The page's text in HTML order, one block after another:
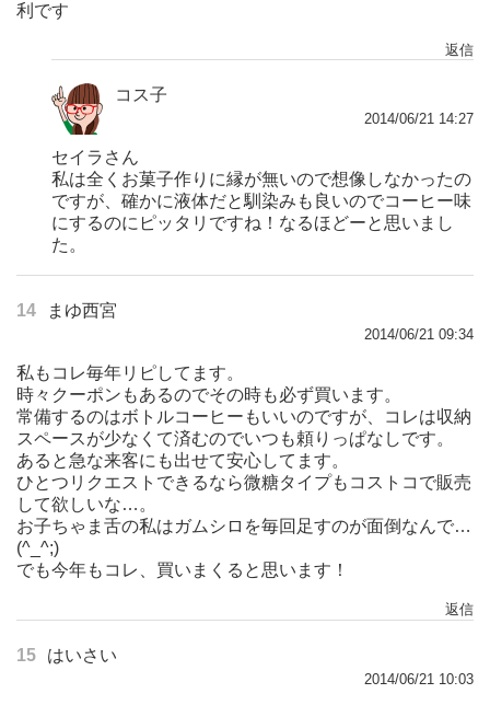
利です
返信
コス子
2014/06/21 14:27
セイラさん
私は全くお菓子作りに縁が無いので想像しなかったの
ですが、確かに液体だと馴染みも良いのでコーヒー味
にするのにピッタリですね！なるほどーと思いまし
た。
14 まゆ西宮
2014/06/21 09:34
私もコレ毎年リピしてます。
時々クーポンもあるのでその時も必ず買います。
常備するのはボトルコーヒーもいいのですが、コレは収納
スペースが少なくて済むのでいつも頼りっぱなしです。
あると急な来客にも出せて安心してます。
ひとつリクエストできるなら微糖タイプもコストコで販売
して欲しいな…。
お子ちゃま舌の私はガムシロを毎回足すのが面倒なんで…
(^_^;)
でも今年もコレ、買いまくると思います！
返信
15 はいさい
2014/06/21 10:03